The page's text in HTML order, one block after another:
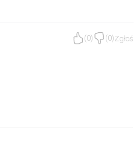
(0) (0)Zgłoś